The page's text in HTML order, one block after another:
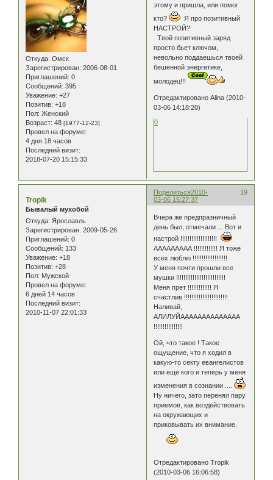
Откуда: Омск
Зарегистрирован: 2006-08-01
Приглашений: 0
Сообщений: 395
Уважение: +27
Позитив: +18
Пол: Женский
Возраст: 48 [1977-12-23]
Провел на форуме:
4 дня 18 часов
Последний визит:
2018-07-20 15:15:33
этому и пришла, или помог
кто?
Я про позитивный
НАСТРОЙ?
Твой позитивный заряд
просто бьет ключом,
невольно поддаешься твоей
бешенной энергетике,
молодец!!!
Отредактировано Alina (2010-
03-06 14:18:20)
0
Поделиться 19
2010-
03-06 15:27:37
Tropik
Бывалый мухобой
Откуда: Ярославль
Зарегистрирован: 2009-05-26
Приглашений: 0
Сообщений: 133
Уважение: +18
Позитив: +28
Пол: Мужской
Провел на форуме:
6 дней 14 часов
Последний визит:
2010-11-07 22:01:33
Вчера же предпразничный
день был, отмечали ... Вот и
настрой !!!!!!!!!!!!!!!!!!!!
ААААААААА !!!!!!!!!!!!! Я тоже
всех люблю !!!!!!!!!!!!!!!!!!!
У меня почти прошли все
мушки !!!!!!!!!!!!!!!!!!!!!!!!!!!
Меня прет !!!!!!!!!!!!! Я
счастлив !!!!!!!!!!!!!!!!!!!!!!!!
Наливай,
АЛИЛУЙАААААААААААААА
!!!!!!!!!!!!!!!!
Ой, что такое ! Такое
ощущение, что я ходил в
какую-то секту евангелистов
или еще кого и теперь у меня
изменения в сознании ....
Ну ничего, зато перенял пару
приемов, как воздействовать
на окружающих и
приковывать их внимание.
Отредактировано Tropik
(2010-03-06 16:06:58)